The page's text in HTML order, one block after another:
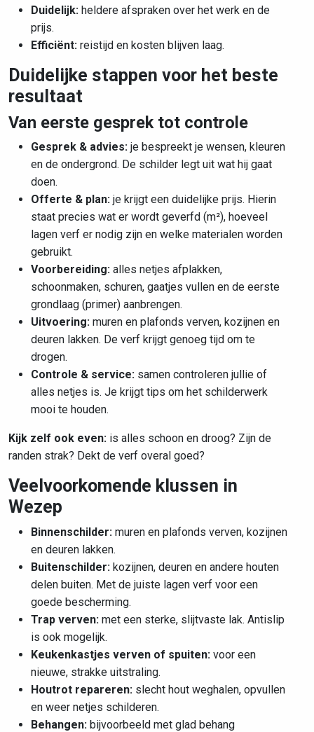
Duidelijk: heldere afspraken over het werk en de
prijs.
Efficiënt: reistijd en kosten blijven laag.
Duidelijke stappen voor het beste
resultaat
Van eerste gesprek tot controle
Gesprek & advies: je bespreekt je wensen, kleuren
en de ondergrond. De schilder legt uit wat hij gaat
doen.
Offerte & plan: je krijgt een duidelijke prijs. Hierin
staat precies wat er wordt geverfd (m²), hoeveel
lagen verf er nodig zijn en welke materialen worden
gebruikt.
Voorbereiding: alles netjes afplakken,
schoonmaken, schuren, gaatjes vullen en de eerste
grondlaag (primer) aanbrengen.
Uitvoering: muren en plafonds verven, kozijnen en
deuren lakken. De verf krijgt genoeg tijd om te
drogen.
Controle & service: samen controleren jullie of
alles netjes is. Je krijgt tips om het schilderwerk
mooi te houden.
Kijk zelf ook even: is alles schoon en droog? Zijn de
randen strak? Dekt de verf overal goed?
Veelvoorkomende klussen in
Wezep
Binnenschilder: muren en plafonds verven, kozijnen
en deuren lakken.
Buitenschilder: kozijnen, deuren en andere houten
delen buiten. Met de juiste lagen verf voor een
goede bescherming.
Trap verven: met een sterke, slijtvaste lak. Antislip
is ook mogelijk.
Keukenkastjes verven of spuiten: voor een
nieuwe, strakke uitstraling.
Houtrot repareren: slecht hout weghalen, opvullen
en weer netjes schilderen.
Behangen: bijvoorbeeld met glad behang